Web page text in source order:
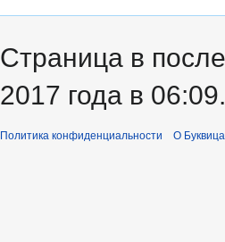
Страница в
2017 года в 06:09.
Политика конфиденциальности О Буквица